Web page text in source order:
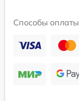
Способы оплаты